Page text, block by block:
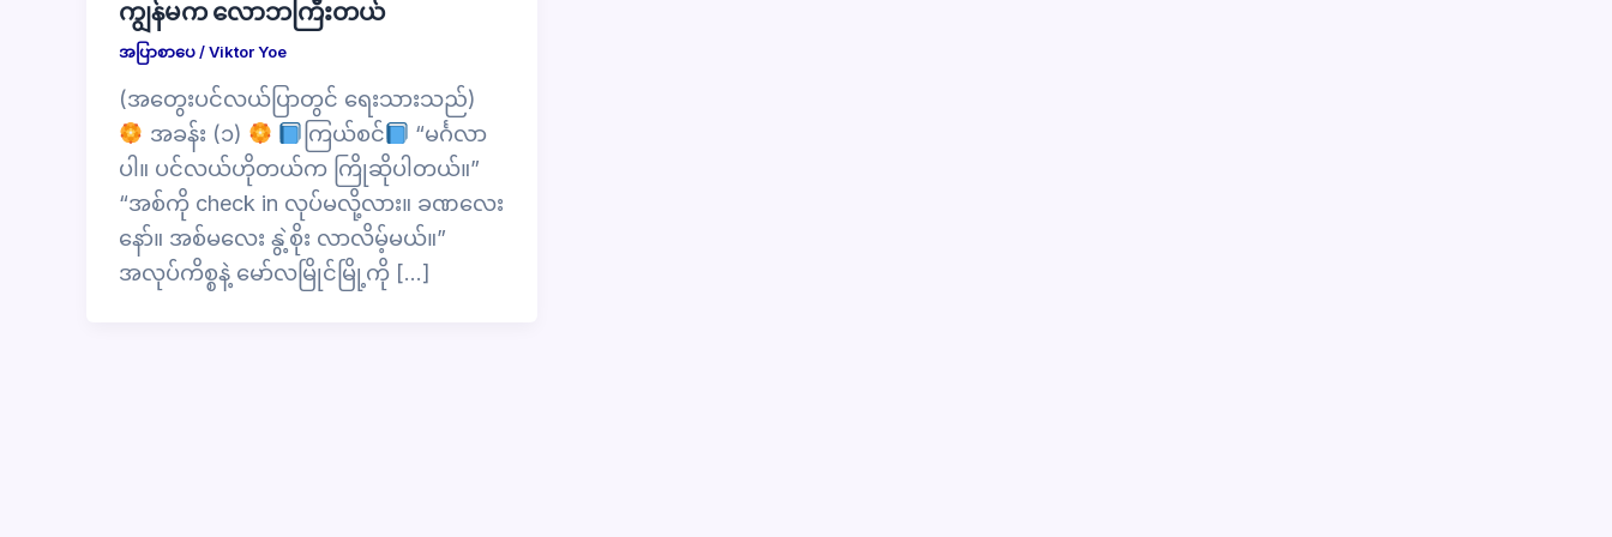
ကျွန်မက လောဘကြီးတယ်
အပြာစာပေ/Viktor Yoe
(အတွေးပင်လယ်ပြာတွင် ရေးသားသည်)
အခန်း (၁)
ကြယ်စင်
“မင်္ဂလာ
ပါ။ ပင်လယ်ဟိုတယ်က ကြိုဆိုပါတယ်။”
“အစ်ကို check in လုပ်မလို့လား။ ခဏလေး
နော်။ အစ်မလေး နွဲ့စိုး လာလိမ့်မယ်။”
အလုပ်ကိစ္စနဲ့ မော်လမြိုင်မြို့ကို […]